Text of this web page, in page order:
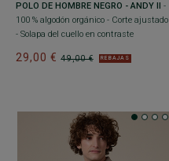
POLO DE HOMBRE NEGRO - ANDY II
-
100 % algodón orgánico - Corte ajustado
- Solapa del cuello en contraste
49,00 €
29,00 € REBAJAS